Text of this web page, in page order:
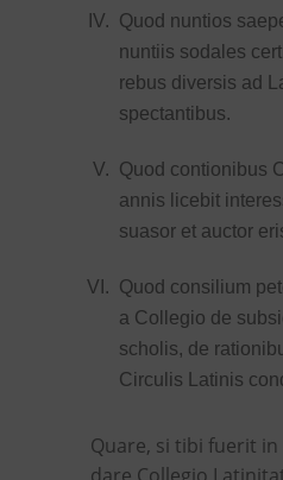
Quod nuntios
nuntiis sodales
rebus diversis ad
spectantibus.
Quod contionibus
annis licebit
suasor et auctor
Quod consilium
a Collegio de
scholis, de
Circulis Latinis
Quare, si tibi fuerit